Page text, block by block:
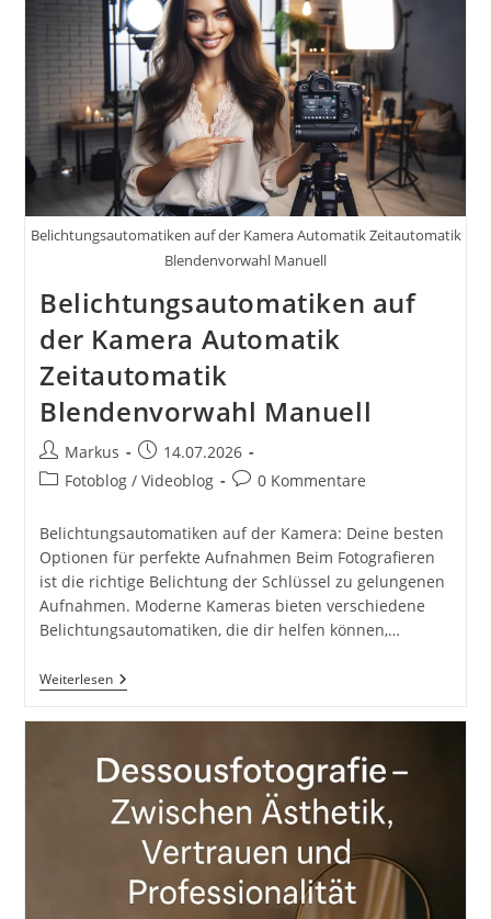
Lernen.
Der
Praktische
Fotokurs
Für
Anfänger
Von
Kyra
Sänger
Und
Christian
Sänger
Belichtungsautomatiken auf der Kamera Automatik Zeitautomatik
Blendenvorwahl Manuell
Belichtungsautomatiken auf
der Kamera Automatik
Zeitautomatik
Blendenvorwahl Manuell
Beitrags-
Autor:
Markus
Beitrag
veröffentlicht:
14.07.2026
Beitrags-
Fotoblog / Videoblog
Beitrags-
0 Kommentare
Belichtungsautomatiken auf der Kamera: Deine besten
Optionen für perfekte Aufnahmen Beim Fotografieren
ist die richtige Belichtung der Schlüssel zu gelungenen
Aufnahmen. Moderne Kameras bieten verschiedene
Belichtungsautomatiken, die dir helfen können,…
WeiterlesenBelichtungsautomatiken
Auf
Zeitautomatik
Blendenvorwahl
Manuell